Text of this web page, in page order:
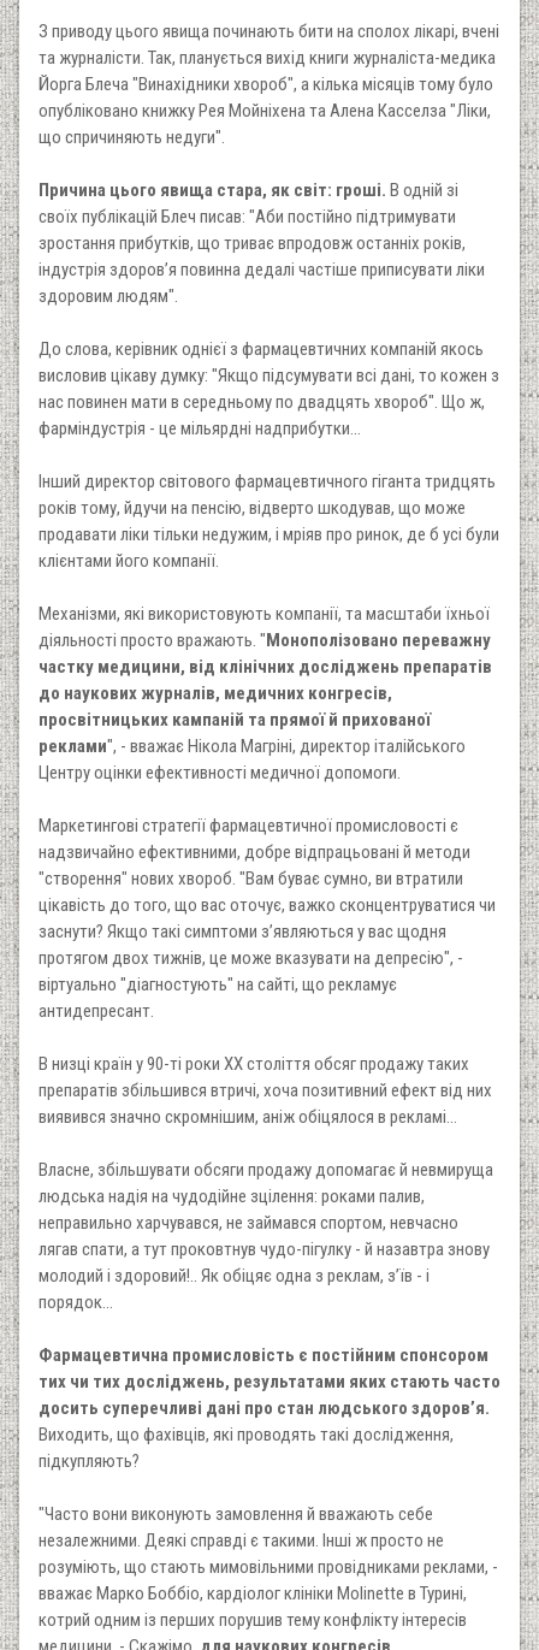
З приводу цього явища починають бити на сполох лікарі, вчені
та журналісти. Так, планується вихід книги журналіста-медика
Йорга Блеча "Винахідники хвороб", а кілька місяців тому було
опубліковано книжку Рея Мойніхена та Алена Касселза "Ліки,
що спричиняють недуги".
Причина цього явища стара, як світ: гроші. В одній зі
своїх публікацій Блеч писав: "Аби постійно підтримувати
зростання прибутків, що триває впродовж останніх років,
індустрія здоров’я повинна дедалі частіше приписувати ліки
здоровим людям".
До слова, керівник однієї з фармацевтичних компаній якось
висловив цікаву думку: "Якщо підсумувати всі дані, то кожен з
нас повинен мати в середньому по двадцять хвороб". Що ж,
фарміндустрія - це мільярдні надприбутки...
Інший директор світового фармацевтичного гіганта тридцять
років тому, йдучи на пенсію, відверто шкодував, що може
продавати ліки тільки недужим, і мріяв про ринок, де б усі були
клієнтами його компанії.
Механізми, які використовують компанії, та масштаби їхньої
діяльності просто вражають. "Монополізовано переважну
частку медицини, від клінічних досліджень препаратів
до наукових журналів, медичних конгресів,
просвітницьких кампаній та прямої й прихованої
реклами", - вважає Нікола Магріні, директор італійського
Центру оцінки ефективності медичної допомоги.
Маркетингові стратегії фармацевтичної промисловості є
надзвичайно ефективними, добре відпрацьовані й методи
"створення" нових хвороб. "Вам буває сумно, ви втратили
цікавість до того, що вас оточує, важко сконцентруватися чи
заснути? Якщо такі симптоми з’являються у вас щодня
протягом двох тижнів, це може вказувати на депресію", -
віртуально "діагностують" на сайті, що рекламує
антидепресант.
В низці країн у 90-ті роки XX століття обсяг продажу таких
препаратів збільшився втричі, хоча позитивний ефект від них
виявився значно скромнішим, аніж обіцялося в рекламі...
Власне, збільшувати обсяги продажу допомагає й невмируща
людська надія на чудодійне зцілення: роками палив,
неправильно харчувався, не займався спортом, невчасно
лягав спати, а тут проковтнув чудо-пігулку - й назавтра знову
молодий і здоровий!.. Як обіцяє одна з реклам, з’їв - і
порядок...
Фармацевтична промисловість є постійним спонсором
тих чи тих досліджень, результатами яких стають часто
досить суперечливі дані про стан людського здоров’я.
Виходить, що фахівців, які проводять такі дослідження,
підкупляють?
"Часто вони виконують замовлення й вважають себе
незалежними. Деякі справді є такими. Інші ж просто не
розуміють, що стають мимовільними провідниками реклами, -
вважає Марко Боббіо, кардіолог клініки Molinette в Турині,
котрий одним із перших порушив тему конфлікту інтересів